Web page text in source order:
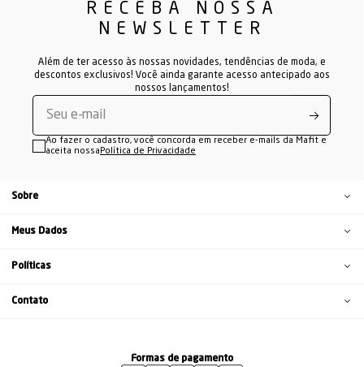
RECEBA NOSSA
NEWSLETTER
Além de ter acesso às nossas novidades, tendências de moda, e
descontos exclusivos! Você ainda garante acesso antecipado aos
nossos lançamentos!
Ao fazer o cadastro, você concorda em receber e-mails da Mafit e
aceita nossa Política de Privacidade
Sobre
Meus Dados
Políticas
Contato
Formas de pagamento